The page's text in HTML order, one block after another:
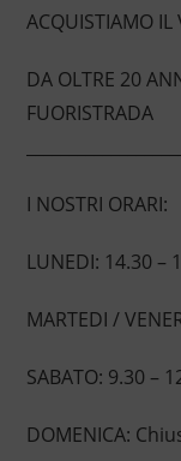
ACQUISTIAMO IL
DA OLTRE 20
FUORISTRADA
I NOSTRI ORARI:
LUNEDI: 14.30 –
MARTEDI /
SABATO: 9.30 –
DOMENICA: